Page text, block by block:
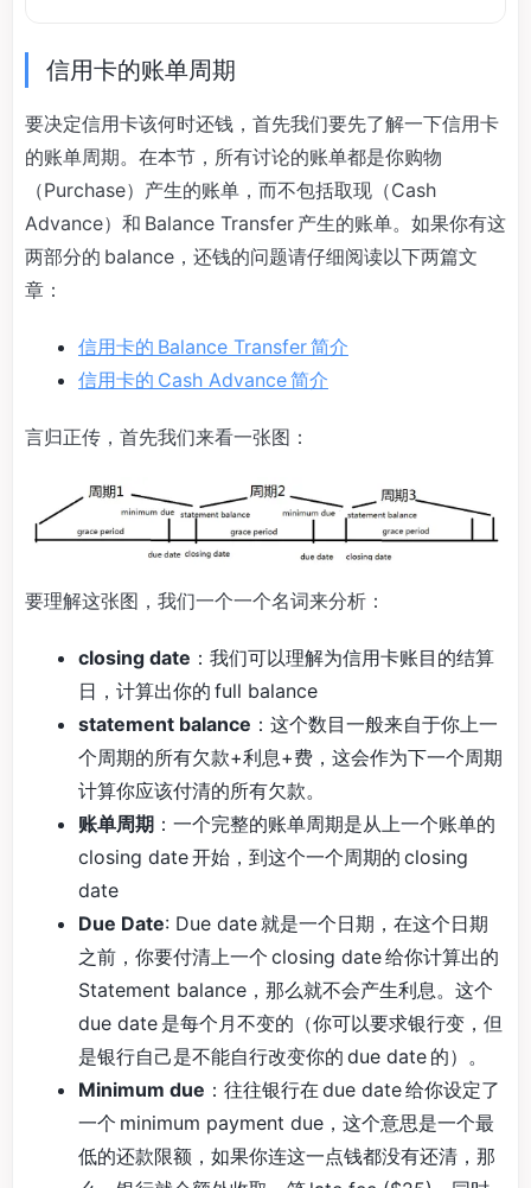
信用卡的账单周期
要决定信用卡该何时还钱，首先我们要先了解一下信用卡
的账单周期。在本节，所有讨论的账单都是你购物
（Purchase）产生的账单，而不包括取现（Cash
Advance）和 Balance Transfer 产生的账单。如果你有这
两部分的 balance，还钱的问题请仔细阅读以下两篇文
章：
信用卡的 Balance Transfer 简介
信用卡的 Cash Advance 简介
言归正传，首先我们来看一张图：
要理解这张图，我们一个一个名词来分析：
closing date ：我们可以理解为信用卡账目的结算
日，计算出你的 full balance
statement balance ：这个数目一般来自于你上一
个周期的所有欠款+利息+费，这会作为下一个周期
计算你应该付清的所有欠款。
账单周期 ：一个完整的账单周期是从上一个账单的
closing date 开始，到这个一个周期的 closing
date
Due Date: Due date 就是一个日期，在这个日期
之前，你要付清上一个 closing date 给你计算出的
Statement balance，那么就不会产生利息。这个
due date 是每个月不变的（你可以要求银行变，但
是银行自己是不能自行改变你的 due date 的）。
Minimum due ：往往银行在 due date 给你设定了
一个 minimum payment due，这个意思是一个最
低的还款限额，如果你连这一点钱都没有还清，那